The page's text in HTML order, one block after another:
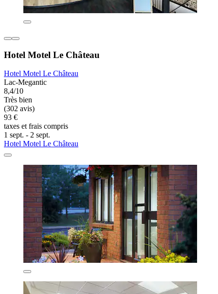
Hotel Motel Le Château
Hotel Motel Le Château
Lac-Megantic
8,4/10
Très bien
(302 avis)
93 €
taxes et frais compris
1 sept. - 2 sept.
Hotel Motel Le Château